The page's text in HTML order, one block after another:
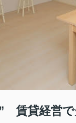
賃貸経営